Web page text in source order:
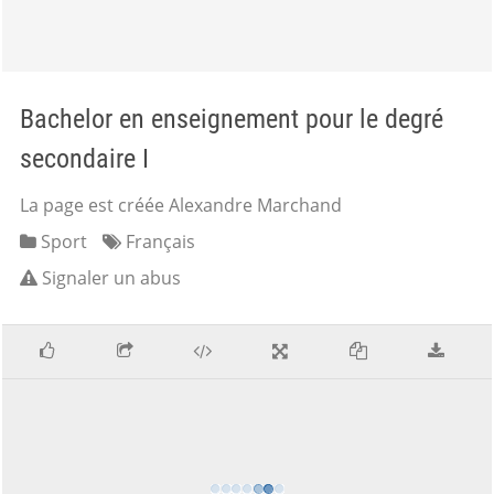
Bachelor en enseignement pour le degré
secondaire I
La page est créée Alexandre Marchand
Sport
Français
Signaler un abus